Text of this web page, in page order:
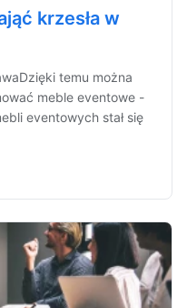
krzesła w
temu można
meble eventowe -
eventowych stał się